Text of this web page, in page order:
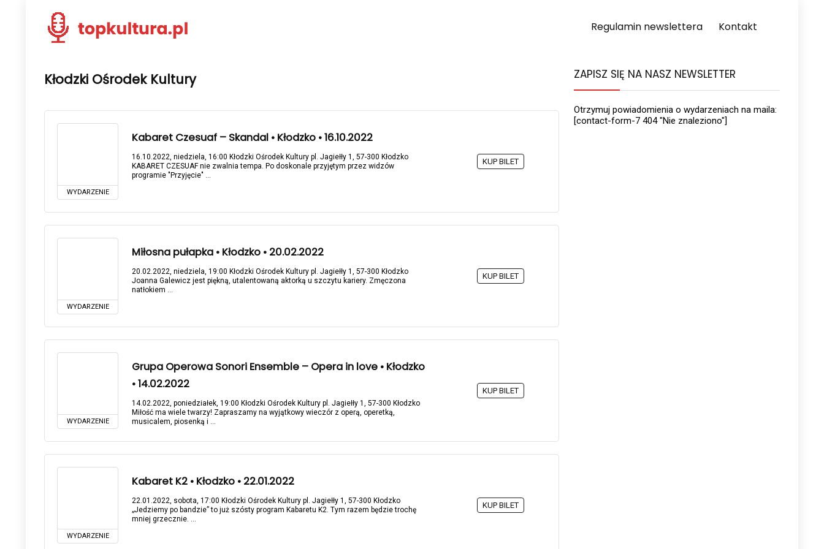
Regulamin newslettera Kontakt
Kłodzki Ośrodek Kultury
WYDARZENIE
Kabaret Czesuaf – Skandal • Kłodzko • 16.10.2022
16.10.2022, niedziela, 16:00 Kłodzki Ośrodek Kultury pl. Jagiełły 1, 57-300 Kłodzko
KABARET CZESUAF nie zwalnia tempa. Po doskonale przyjętym przez widzów
programie "Przyjęcie" ...
KUP BILET
WYDARZENIE
Miłosna pułapka • Kłodzko • 20.02.2022
20.02.2022, niedziela, 19:00 Kłodzki Ośrodek Kultury pl. Jagiełły 1, 57-300 Kłodzko
Joanna Galewicz jest piękną, utalentowaną aktorką u szczytu kariery. Zmęczona
natłokiem ...
KUP BILET
WYDARZENIE
Grupa Operowa Sonori Ensemble – Opera in love • Kłodzko
• 14.02.2022
14.02.2022, poniedziałek, 19:00 Kłodzki Ośrodek Kultury pl. Jagiełły 1, 57-300 Kłodzko
Miłość ma wiele twarzy! Zapraszamy na wyjątkowy wieczór z operą, operetką,
musicalem, piosenką i ...
KUP BILET
WYDARZENIE
Kabaret K2 • Kłodzko • 22.01.2022
22.01.2022, sobota, 17:00 Kłodzki Ośrodek Kultury pl. Jagiełły 1, 57-300 Kłodzko
„Jedziemy po bandzie” to już szósty program Kabaretu K2. Tym razem będzie trochę
mniej grzecznie. ...
KUP BILET
ZAPISZ SIĘ NA NASZ NEWSLETTER
Otrzymuj powiadomienia o wydarzeniach na maila:
[contact-form-7 404 "Nie znaleziono"]